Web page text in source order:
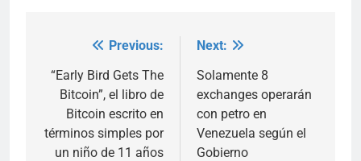
navigation
Previous:
“Early Bird Gets The
Bitcoin”, el libro de
Bitcoin escrito en
términos simples por
un niño de 11 años
Next:
Solamente 8
exchanges operarán
con petro en
Venezuela según el
Gobierno